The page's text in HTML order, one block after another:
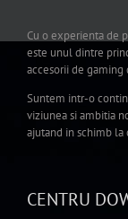
Cu o experienta de
este unul dintre
accesorii de gaming
Suntem intr-o
viziunea si ambitia
ajutand in schimb la
CENTRU